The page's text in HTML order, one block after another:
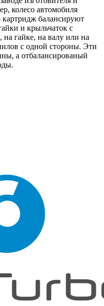
колесо автомобиля
картридж балансируют
и крыльчаток с
гайке, на валу или на
с одной стороны. Эти
а отбалансированый